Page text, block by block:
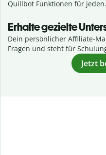
Quillbot Funktionen für jeden.
Erhalte gezielte
Dein persönlicher Affiliate-
Fragen und steht für
Jetzt